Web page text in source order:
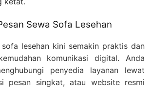
Sewa Sofa Lesehan
sofa lesehan kini semakin praktis dan
komunikasi digital. Anda
penyedia layanan lewat
pesan singkat, atau website resmi